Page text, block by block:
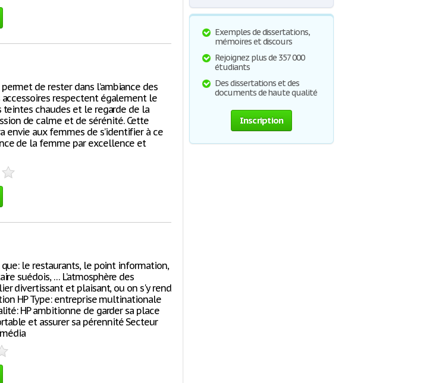
de rester dans l’ambiance des
respectent également le
teintes chaudes et le regarde de la
de calme et de sérénité. Cette
envie aux femmes de s’identifier à ce
de la femme par excellence et
le restaurants, le point information,
suédois, … L’atmosphère des
divertissant et plaisant, ou on s'y rend
HP Type: entreprise multinationale
HP ambitionne de garder sa place
et assurer sa pérennité Secteur
Exemples de dissertations,
mémoires et discours
Rejoignez plus de 357 000
étudiants
Des dissertations et des
documents de haute qualité
Inscription